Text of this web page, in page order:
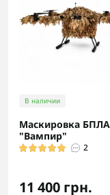
В наличии
Маскировка БПЛА
"Вампир"
2
11 400 грн.